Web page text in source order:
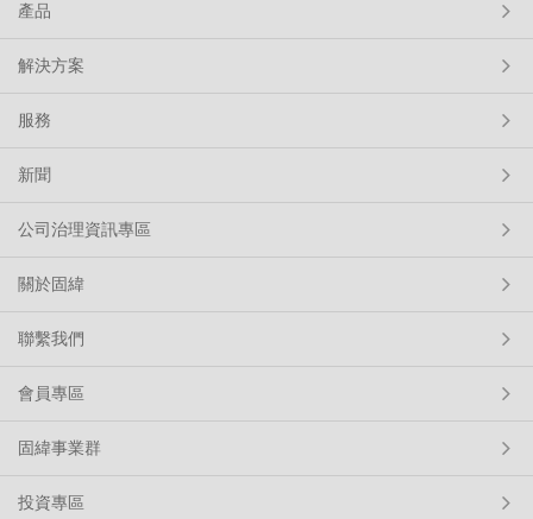
產品
解決方案
服務
新聞
公司治理資訊專區
關於固緯
聯繫我們
會員專區
固緯事業群
投資專區